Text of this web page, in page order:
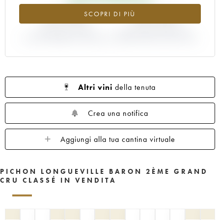
1954
SCOPRI DI PIÙ
+21.95% +22.22%
Altri vini della tenuta
Crea una notifica
Aggiungi alla tua cantina virtuale
PICHON LONGUEVILLE BARON 2ÈME GRAND
CRU CLASSÉ IN VENDITA